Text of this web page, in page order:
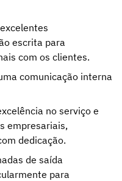
escrita para
com os clientes.
comunicação interna
no serviço e
empresariais,
dedicação.
de saída
para